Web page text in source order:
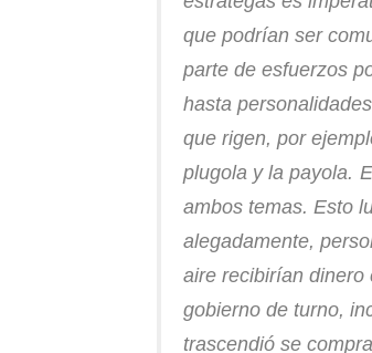
que podrían ser
parte de esfuerzos
hasta
que rigen, por
plugola y la payola.
ambos temas. Esto
alegadamente,
aire recibirían dinero
gobierno de turno,
trascendió se